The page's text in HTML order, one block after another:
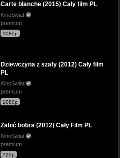
Carte blanche (2015) Cały film PL
KinoSwiat
premium
1080p
Dziewczyna z szafy (2012) Cały film
PL
KinoSwiat
premium
1080p
Zabić bobra (2012) Cały Film PL
KinoSwiat
premium
720p